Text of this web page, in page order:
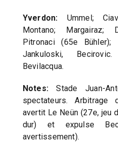
Yverdon: Ummel;
Montano; Margairaz;
Pitronaci (65e Bühler);
Jankuloski,
Bevilacqua.
Notes: Stade Juan-
spectateurs.
avertit Le Neün (27e, jeu
dur) et expulse
avertissement).